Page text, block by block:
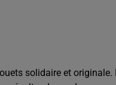
solidaire et originale.